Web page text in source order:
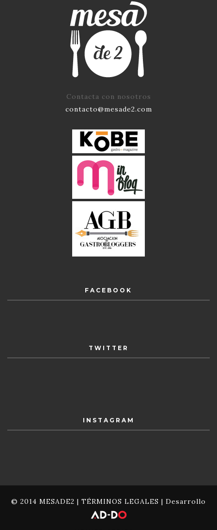
Contacta con nosotros
contacto@mesade2.com
FACEBOOK
TWITTER
INSTAGRAM
© 2014 MESADE2 | TÉRMINOS LEGALES | Desarrollo